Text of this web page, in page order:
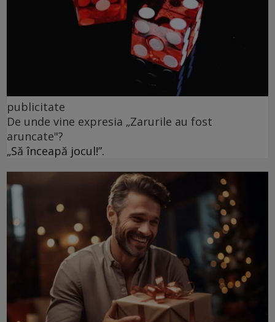
publicitate
De unde vine expresia „Zarurile au fost
aruncate"?
„Să înceapă jocul!”.